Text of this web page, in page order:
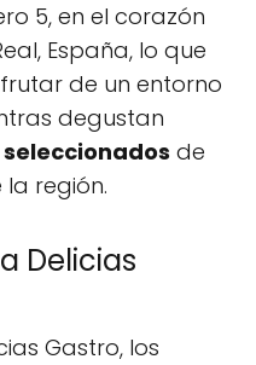
5, en el corazón
España, lo que
de un entorno
degustan
de
la región.
Delicias
Gastro, los